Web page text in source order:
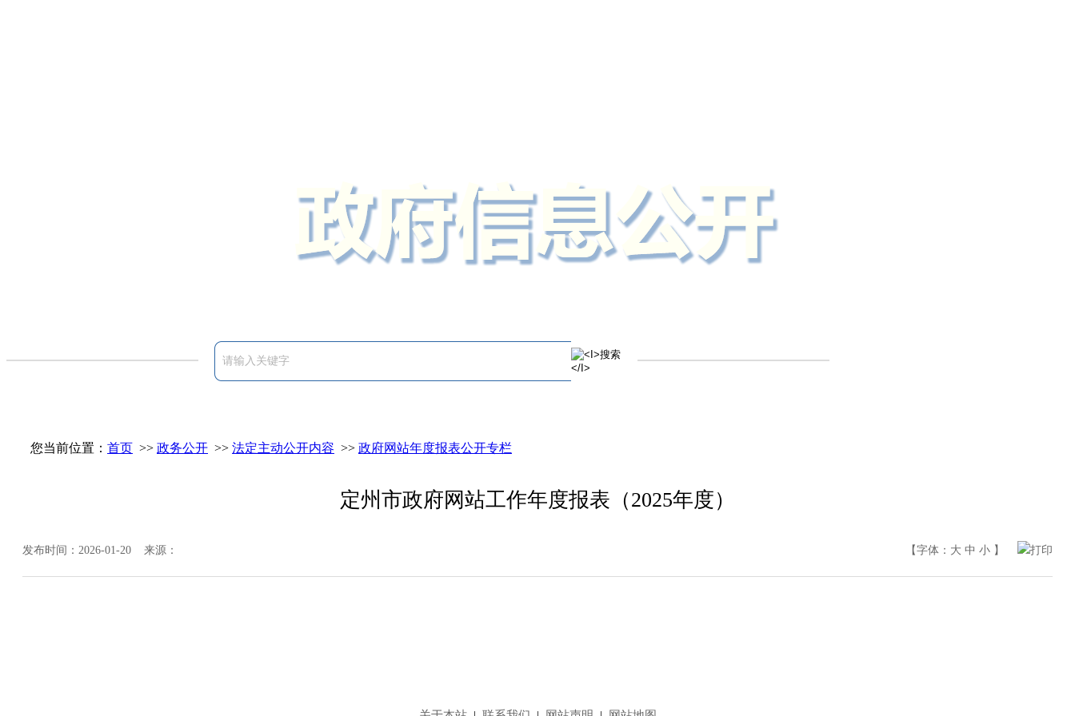
您当前位置： 首页 >> 政务公开 >> 法定主动公开内容 >> 政府网站年度报表公开专栏
定州市政府网站工作年度报表（2025年度）
发布时间：2026-01-20 来源： 【字体： 大 中 小 】 打印